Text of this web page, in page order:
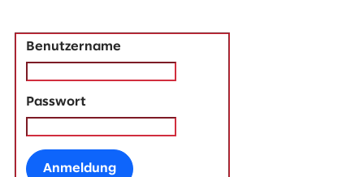
Benutzername
Passwort
Anmeldung